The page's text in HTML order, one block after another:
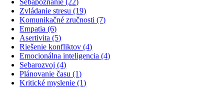
Zvládanie stresu (19)
Komunikačné zručnosti (7)
Empatia (6)
Asertivita (5)
Riešenie konfliktov (4)
Emocionálna inteligencia (4)
Sebarozvoj (4)
Plánovanie času (1)
Kritické myslenie (1)